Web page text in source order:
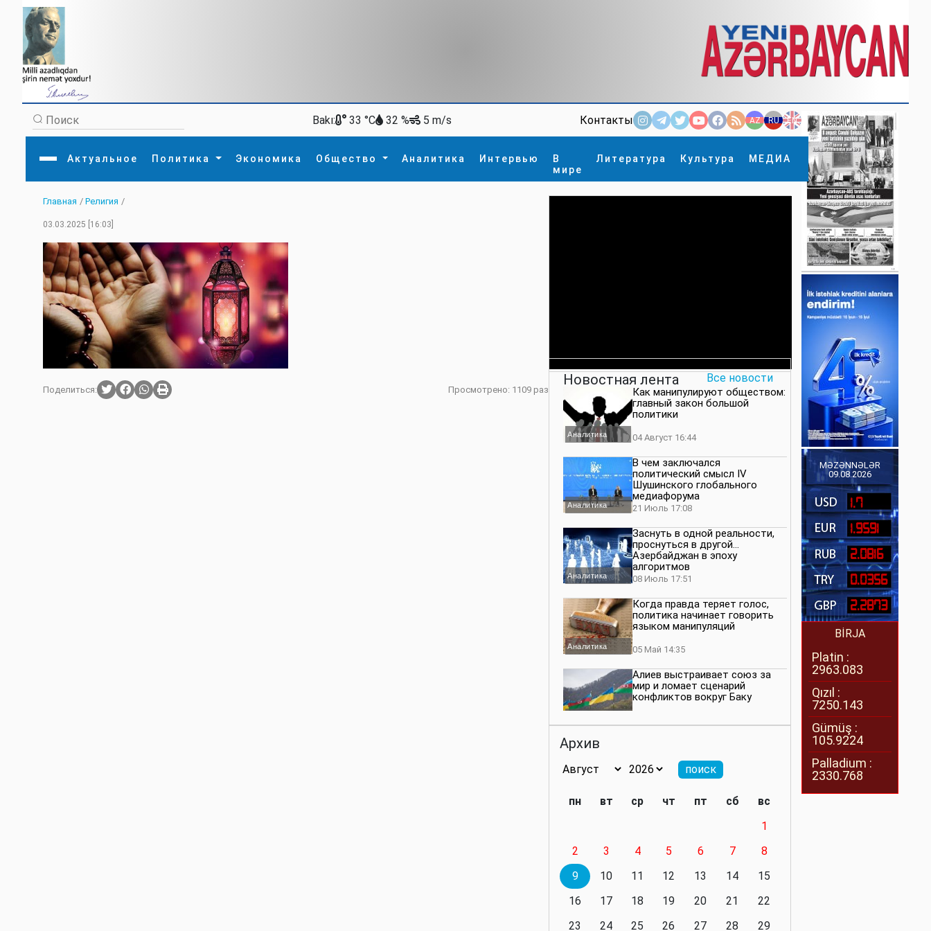
Bakı: 33 °C 32 % 5 m/s Контакты AZ RU EN
Актуальное Политика Экономика Общество Аналитика Интервью
В
мире
Литература Культура МЕДИА
×
Главная
Актуальное
Экономика
Аналитика
Культура
Интервью
Литература
МЕДИА
Внутренняя политикаНаука
Религия
Происшествие
Главная / Религия /
03.03.2025 [16:03]
Поделиться: Просмотрено: 1109 раз
Новостная лента Все новости
Аналитика
Как манипулируют обществом:
главный закон большой
политики
04 Август 16:44
Аналитика
В чем заключался
политический смысл IV
Шушинского глобального
медиафорума
21 Июль 17:08
Аналитика
Заснуть в одной реальности,
проснуться в другой…
Азербайджан в эпоху
алгоритмов
08 Июль 17:51
Аналитика
Когда правда теряет голос,
политика начинает говорить
языком манипуляций
05 Май 14:35
Алиев выстраивает союз за
мир и ломает сценарий
конфликтов вокруг Баку
значимость региона
нейтралитета больше не будет
Политика
президенту приходится все
делать самому
Архив
пн вт ср чт пт сб
вс
1
2
3 4 5 6 7
8
9
10 11 12 13 14
15
16
17 18 19 20 21
22
23
24 25 26 27 28
29
MƏZƏNNƏLƏR
09.08.2026
1.7
1.9591
2.0816
0.0356
2.2873
BİRJA
Platin :
2963.083
Qızıl :
7250.143
Gümüş :
105.9224
Palladium :
2330.768